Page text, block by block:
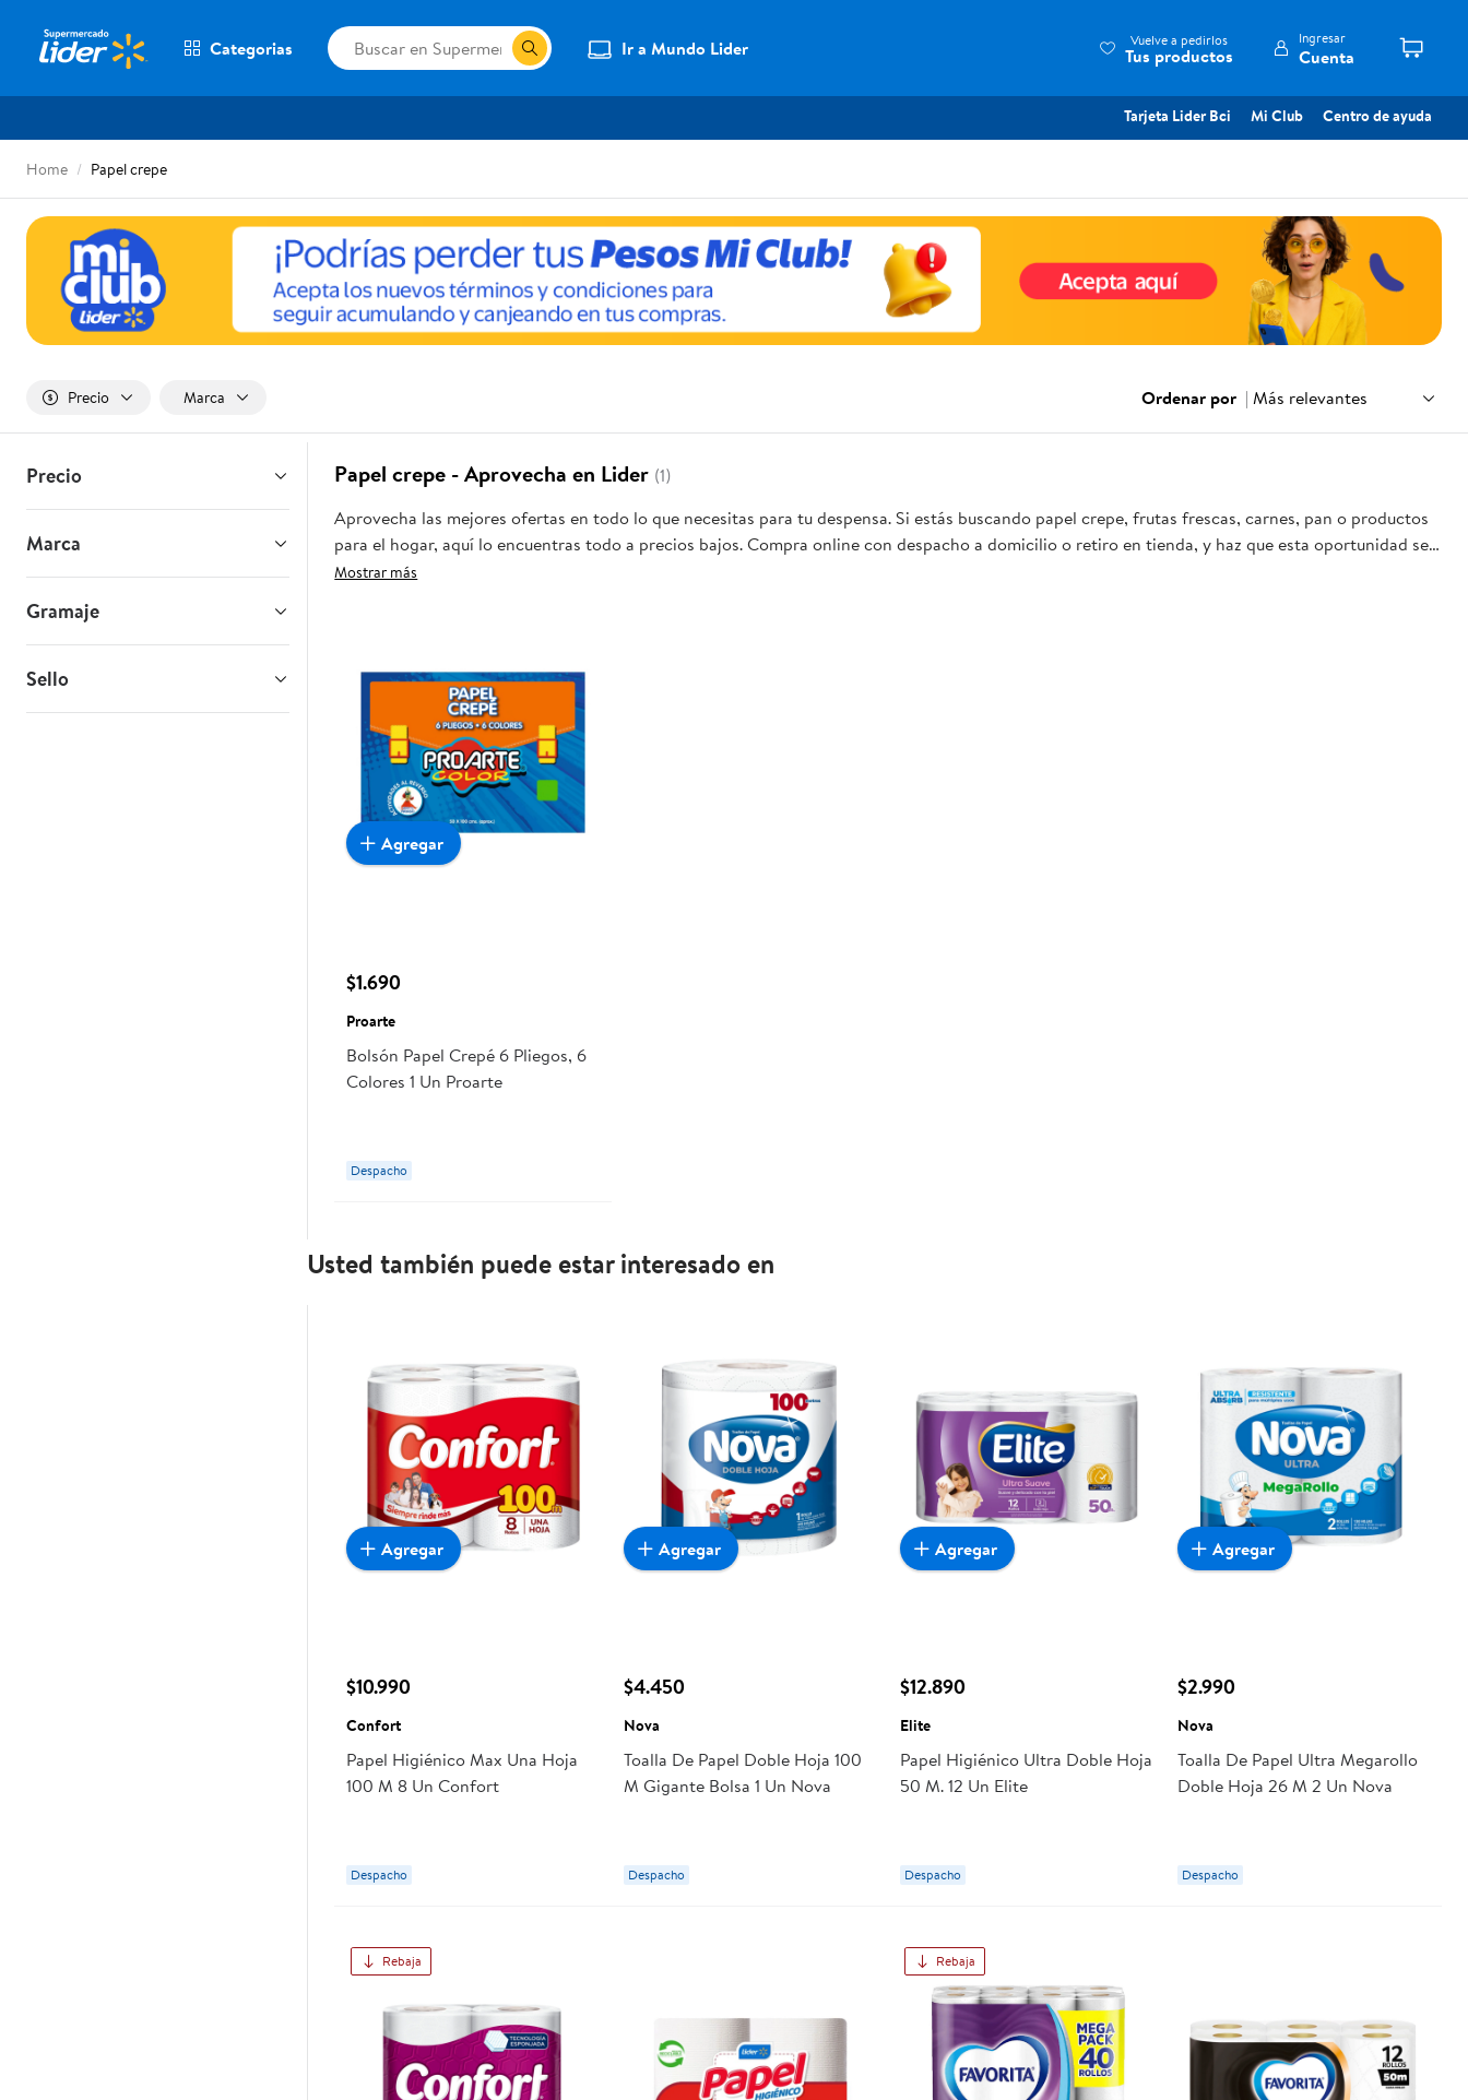
Categorias Ir a Mundo Lider Vuelve a pedirlos
Tus productos
Ingresar
Cuenta
Tarjeta Lider Bci Mi Club Centro de ayuda
Home Papel crepe
Precio Marca Ordenar por | Más relevantes
Precio
Marca
Gramaje
Sello
Papel crepe - Aprovecha en Lider (1)
Aprovecha las mejores ofertas en todo lo que necesitas para tu despensa. Si estás buscando papel crepe, frutas frescas, carnes, pan o productos
para el hogar, aquí lo encuentras todo a precios bajos. Compra online con despacho a domicilio o retiro en tienda, y haz que esta oportunidad sea
realmente conveniente para ti y tu familia.
Mostrar más
$1.690
Proarte
Bolsón Papel Crepé 6 Pliegos, 6
Colores 1 Un Proarte
Despacho
Agregar
Usted también puede estar interesado en
$10.990
Confort
Papel Higiénico Max Una Hoja
100 M 8 Un Confort
Despacho
Agregar
$4.450
Nova
Toalla De Papel Doble Hoja 100
M Gigante Bolsa 1 Un Nova
Despacho
Agregar
$12.890
Elite
Papel Higiénico Ultra Doble Hoja
50 M. 12 Un Elite
Despacho
Agregar
$2.990
Nova
Toalla De Papel Ultra Megarollo
Doble Hoja 26 M 2 Un Nova
Despacho
Agregar
Rebaja Rebaja